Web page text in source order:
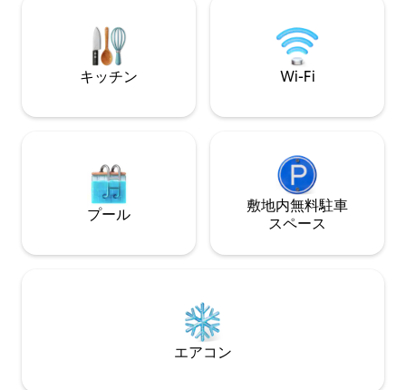
キッチン Wi-Fi
プール
敷地内無料駐⁠車
ス⁠ペ⁠ー⁠ス
エアコン